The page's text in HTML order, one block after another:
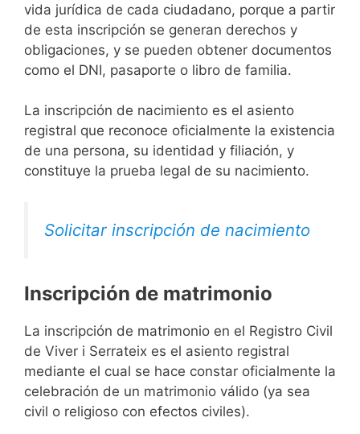
vida jurídica de cada ciudadano, porque a partir
de esta inscripción se generan derechos y
obligaciones, y se pueden obtener documentos
como el DNI, pasaporte o libro de familia.
La inscripción de nacimiento es el asiento
registral que reconoce oficialmente la existencia
de una persona, su identidad y filiación, y
constituye la prueba legal de su nacimiento.
Solicitar inscripción de nacimiento
Inscripción de matrimonio
La inscripción de matrimonio en el Registro Civil
de Viver i Serrateix es el asiento registral
mediante el cual se hace constar oficialmente la
celebración de un matrimonio válido (ya sea
civil o religioso con efectos civiles).